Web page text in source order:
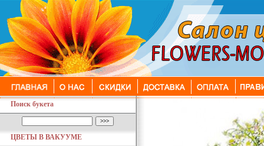
Поиск букета
ЦВЕТЫ В ВАКУУМЕ